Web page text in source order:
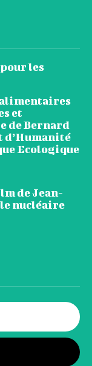
les
et
de Bernard
d’Humanité
Ecologique
de Jean-
le nucléaire